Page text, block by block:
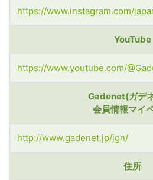
https://www.instagram.com/
YouTube
https://www.youtube.com/
Gadenet(ガデ
会員情報マイ
http://www.gadenet.jp/jgn/
住所